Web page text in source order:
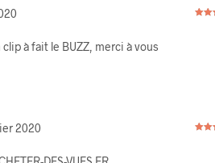
à fait le BUZZ, merci à vous
2020